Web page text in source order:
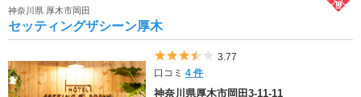
神奈川県 厚木市岡田
セッティングザシーン厚木
5つ星のうち3.5
3.77
口コミ4 件
神奈川県厚木市岡田3-11-11